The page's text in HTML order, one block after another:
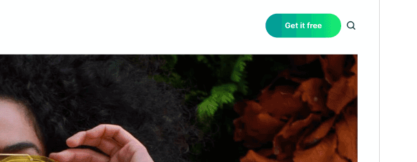
1.0.6
Active installations
40+
WordPress version
5.9
5.6
Theme homepage